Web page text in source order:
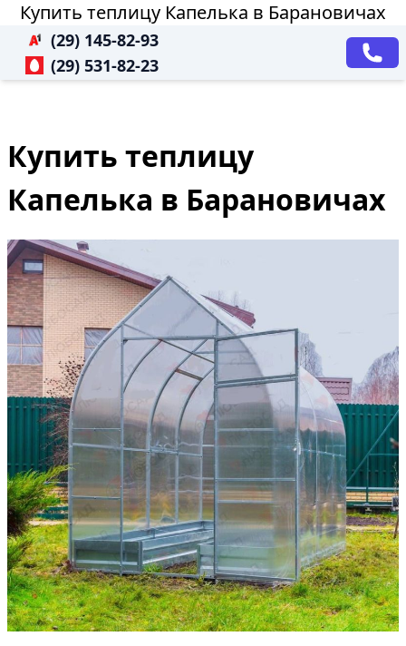
Купить теплицу Капелька в Барановичах
(29) 145-82-93
(29) 531-82-23
Купить теплицу
Капелька в Барановичах